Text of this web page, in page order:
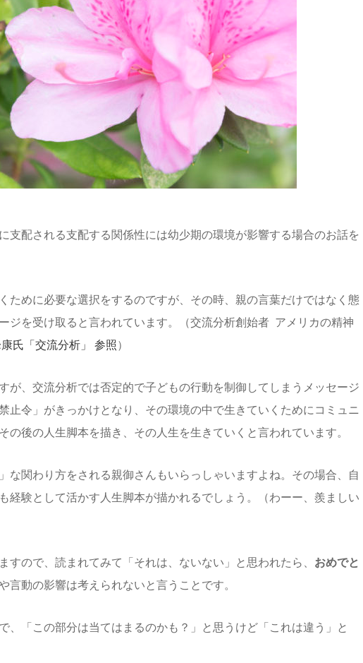
支配される支配する関係性には幼少期の環境が影響する場合のお話を
ために必要な選択をするのですが、その時、親の言葉だけではなく態
ジを受け取ると言われています。（交流分析創始者 アメリカの精神
氏「交流分析」 参照 ）
が、交流分析では否定的で子どもの行動を制御してしまうメッセージ
止令」がきっかけとなり、その環境の中で生きていくためにコミュニ
の後の人生脚本を描き、その人生を生きていくと言われています。
な関わり方をされる親御さんもいらっしゃいますよね。その場合、自
経験として活かす人生脚本が描かれるでしょう。（わーー、羨ましい
すので、読まれてみて「それは、ないない」と思われたら、 おめでと
言動の影響は考えられないと言うことです。
、「この部分は当てはまるのかも？」と思うけど「これは違う」と